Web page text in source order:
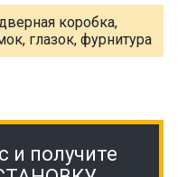
коробка,
глазок, фурнитура
и получите